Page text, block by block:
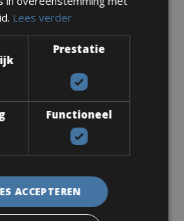
in het prachtige Var op uw fiets
het eiland Corsica, biedt een
die zich uitstrekken langs de
Istrische platteland.
is de ideale fietstocht voor wie
zon.
Lees verder
Prestatie
Functioneel
ACCEPTEREN